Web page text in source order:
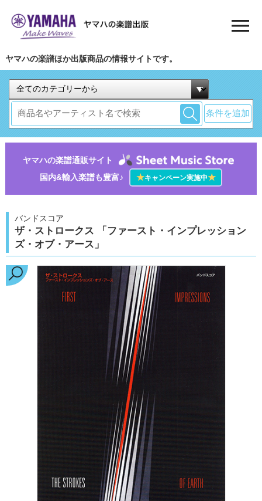
ヤマハの楽譜ほか出版商品の情報サイトです。
条件を追加
ヤマハの楽譜通販サイト
国内&輸入楽譜も豊富♪
★キャンペーン実施中★
バンドスコア
ザ・ストロークス 「ファースト・インプレッション
ズ・オブ・アース」